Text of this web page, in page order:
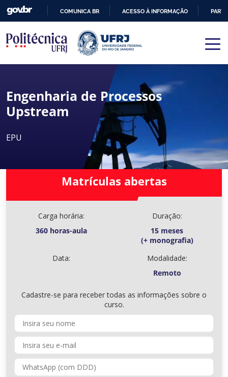
PARA
O
CONTEÚDO
COMUNICA BR ACESSO À INFORMAÇÃO
Engenharia de Processos
Upstream
EPU
Matrículas abertas
Carga horária:
360 horas-aula
Duração:
15 meses
(+ monografia)
Data:
Modalidade:
Remoto
Cadastre-se para receber todas as informações sobre o
curso.